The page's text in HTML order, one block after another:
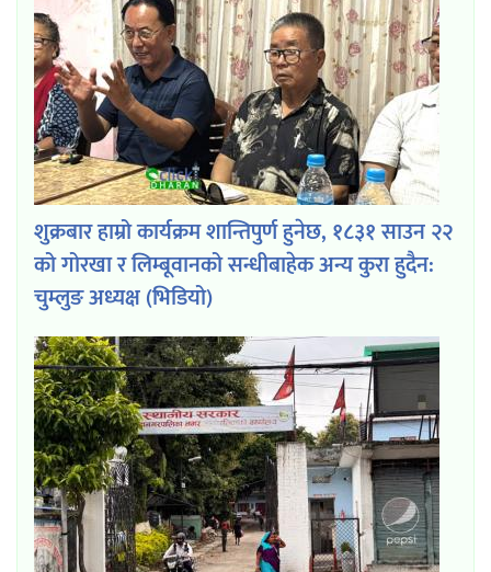
शुक्रबार हाम्रो कार्यक्रम शान्तिपुर्ण हुनेछ, १८३१ साउन २२
को गोरखा र लिम्बूवानको सन्धीबाहेक अन्य कुरा हुदैन:
चुम्लुङ अध्यक्ष (भिडियो)